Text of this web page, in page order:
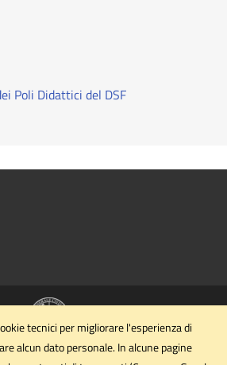
Poli Didattici del DSF
di Scienze Farmaceutiche
tecnici per migliorare l'esperienza di
alcun dato personale. In alcune pagine